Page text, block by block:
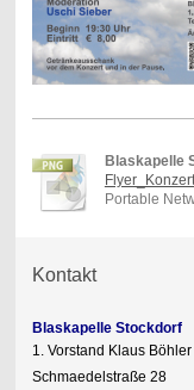
Blaskapelle
Portable
Kontakt
Blaskapelle Stockdorf
1. Vorstand Klaus Böhler
Schmaedelstraße 28